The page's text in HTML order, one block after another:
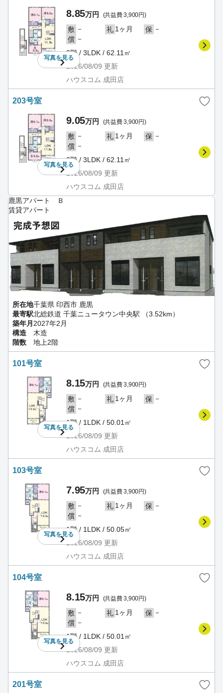
写真を見る
8.85万円 (共益費 3,900円)
敷 － 礼 1ヶ月 保 －
償 －
2階 / 3LDK / 62.11㎡
2026/08/09 更新
ハウスコム 成田店
203号室
写真を見る
9.05万円 (共益費 3,900円)
敷 － 礼 1ヶ月 保 －
償 －
2階 / 3LDK / 62.11㎡
2026/08/09 更新
ハウスコム 成田店
鹿黒アパート Ｂ
賃貸アパート
所在地千葉県 印西市 鹿黒
最寄駅北総鉄道 千葉ニュータウン中央駅 （3.52km）
築年月 2027年2月
構造
木造
階数
地上2階
101号室
写真を見る
8.15万円 (共益費 3,900円)
敷 － 礼 1ヶ月 保 －
償 －
1階 / 1LDK / 50.01㎡
2026/08/09 更新
ハウスコム 成田店
103号室
写真を見る
7.95万円 (共益費 3,900円)
敷 － 礼 1ヶ月 保 －
償 －
1階 / 1LDK / 50.05㎡
2026/08/09 更新
ハウスコム 成田店
104号室
写真を見る
8.15万円 (共益費 3,900円)
敷 － 礼 1ヶ月 保 －
償 －
1階 / 1LDK / 50.01㎡
2026/08/09 更新
ハウスコム 成田店
201号室